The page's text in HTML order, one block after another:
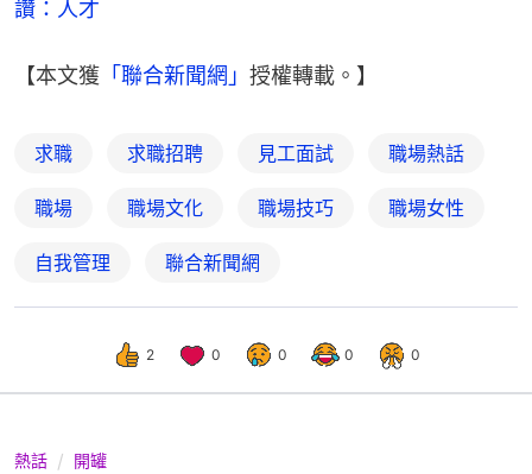
讚：人才
【本文獲 「聯合新聞網」 授權轉載。】
求職 求職招聘 見工面試 職場熱話
職場 職場文化 職場技巧 職場女性
自我管理 聯合新聞網
2 0 0 0 0
熱話 開罐